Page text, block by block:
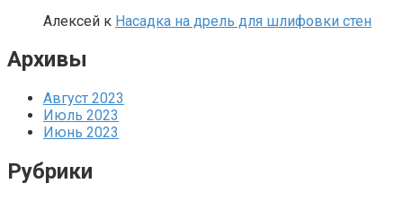
Алексей к Насадка на дрель для шлифовки стен
Архивы
Август 2023
Июль 2023
Июнь 2023
Рубрики